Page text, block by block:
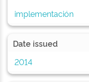
implementación
Date issued
2014